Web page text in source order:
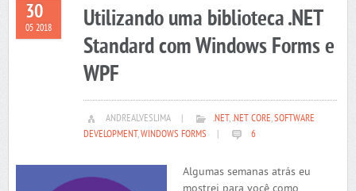
30
05 2018
Utilizando uma biblioteca .NET
Standard com Windows Forms e
WPF
ANDREALVESLIMA .NET,.NET CORE,SOFTWARE
DEVELOPMENT,WINDOWS FORMS 6
Algumas semanas atrás eu